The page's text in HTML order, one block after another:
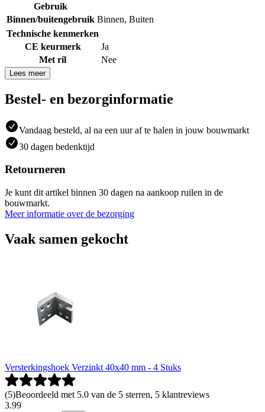
Gebruik
Binnen/buitengebruik Binnen, Buiten
Technische kenmerken
CE keurmerk
Ja
Met ril
Nee
Lees meer
Bestel- en bezorginformatie
Vandaag besteld, al na een uur af te halen in jouw bouwmarkt
30 dagen bedenktijd
Retourneren
Je kunt dit artikel binnen 30 dagen na aankoop ruilen in de
bouwmarkt.
Meer informatie over de bezorging
Vaak samen gekocht
Versterkingshoek Verzinkt 40x40 mm - 4 Stuks
(5)Beoordeeld met 5.0 van de 5 sterren, 5 klantreviews
3.99